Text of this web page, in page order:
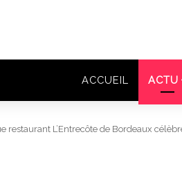
ACCUEIL ACTU
restaurant L’Entrecôte de Bordeaux